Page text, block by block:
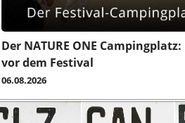
Der NATURE ONE
vor dem Festival
06.08.2026